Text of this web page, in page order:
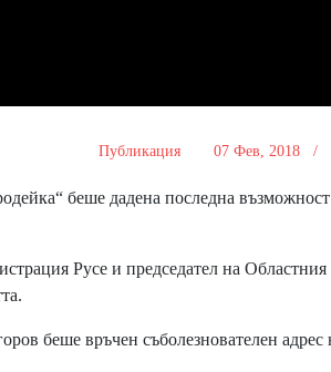
Публикация 07 Фев, 2018 /
беше дадена последна
Русе и председател на Областния
беше връчен съболезнователен